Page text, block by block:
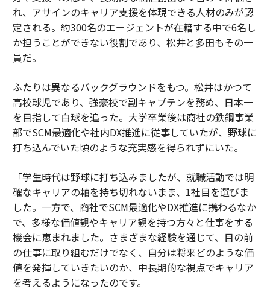
れ、アサインのキャリア支援を体現できる人材のみが認
定される。約300名のエージェントが在籍する中で6名し
か担うことができない役割であり、松井と多田もその一
員だ。
ふたりは異なるバックグラウンドをもつ。松井はかつて
高校球児であり、強豪校で副キャプテンを務め、日本一
を目指して白球を追った。大学卒業後は商社の鉄鋼事業
部でSCM最適化や社内DX推進に従事していたが、野球に
打ち込んでいた頃のような充実感を得られずにいた。
「学生時代は野球に打ち込みましたが、就職活動では明
確なキャリアの軸を持ち切れないまま、1社目を選びま
した。一方で、商社でSCM最適化やDX推進に携わるなか
で、多様な価値観やキャリア観を持つ方々と仕事をする
機会に恵まれました。さまざまな経験を通じて、目の前
の仕事に取り組むだけでなく、自分は将来どのような価
値を発揮していきたいのか、中長期的な視点でキャリア
を考えるようになったのです。